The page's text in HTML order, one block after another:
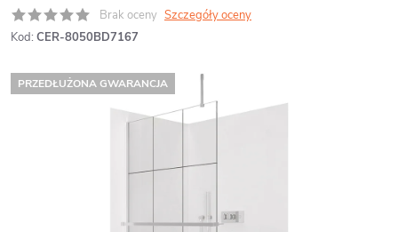
Brak oceny Szczegóły oceny
Kod: CER-8050BD7167
PRZEDŁUŻONA GWARANCJA